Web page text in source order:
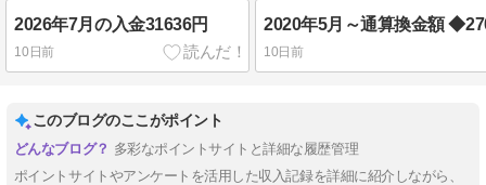
2026年7月の入金31636円
10日前
2020年5月～通算換金額
10日前
このブログのここがポイント
多彩なポイントサイトと詳細な履歴管理
ポイントサイトやアンケートを活用した収入記録を詳細に紹介しながら、